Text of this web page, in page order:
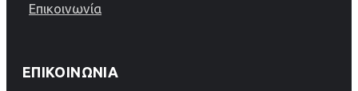
Επικοινωνία
ΕΠΙΚΟΙΝΩΝΊΑ